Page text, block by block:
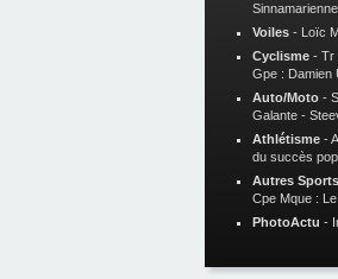
Voiles - Loïc
Cyclisme - Tr
Gpe : Damien
Auto/Moto -
Galante -
Athlétisme -
du succès
Autres Sports
Cpe Mque :
PhotoActu -